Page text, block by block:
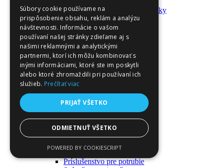
Zmývateľné tetovačky a nálepky
Domáci majster a nástroje
Elektrické zapojenie
Časové spínače
Diferenciálne spínače
Domové zvončeky
Elektrické káble
Káble
Káblové navijáky
Monitory napájania
Nástenné dosky a rámy
Nástroje a ovládače
Podávače
Príruby
Príslušenstvo pre potrubie
Súbory cookie používame na
prispôsobenie obsahu, reklám a analýzu
návštevnosti. Informácie o vašom
používaní našej stránky zdieľame aj s
našimi reklamnými a analytickými
partnermi, ktorí ich môžu kombinovať s
inými informáciami, ktoré ste im poskytli
alebo ktoré zhromaždili pri používaní ich
služieb. Prečítať viac
PRIJAŤ VŠETKO
ODMIETNUŤ VŠETKO
POWERED BY COOKIESCRIPT